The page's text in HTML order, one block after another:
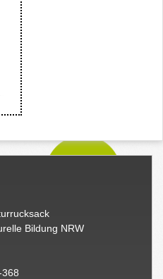
Bildung NRW